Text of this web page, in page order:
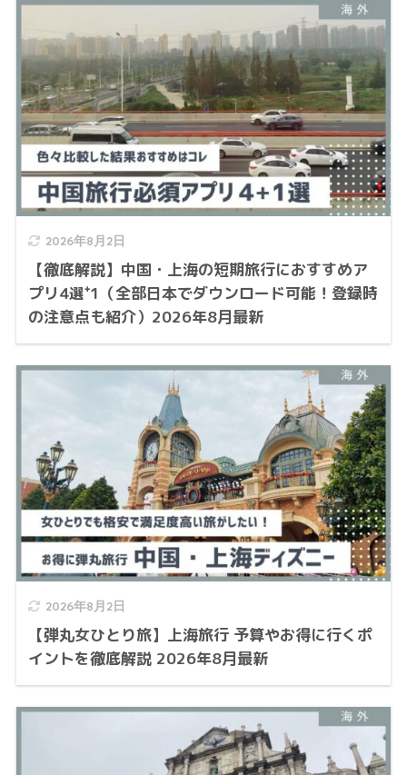
2026年8月2日
【徹底解説】中国・上海の短期旅行におすすめア
プリ4選⁺1（全部日本でダウンロード可能！登録時
の注意点も紹介）2026年8月最新
2026年8月2日
【弾丸女ひとり旅】上海旅行 予算やお得に行くポ
イントを徹底解説 2026年8月最新